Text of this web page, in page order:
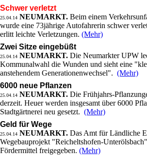
Schwer verletzt
25.04.14 NEUMARKT. Beim einem
wurde eine 73jährige Autofahrerin schwer
erlitt leichte Verletzungen. (Mehr)
Zwei Sitze eingebüßt
25.04.14 NEUMARKT. Die Neumarkter UPW
Kommunalwahl die Wunden und sieht eine
anstehendem Generationenwechsel". (Mehr)
6000 neue Pflanzen
25.04.14 NEUMARKT. Die Frühjahrs-
derzeit. Heuer werden insgesamt über 6000
Stadtgärtnerei neu gesetzt. (Mehr)
Geld für Wege
25.04.14 NEUMARKT. Das Amt für Ländliche
Wegebauprojekt "Reicheltshofen-
Fördermittel freigegeben. (Mehr)